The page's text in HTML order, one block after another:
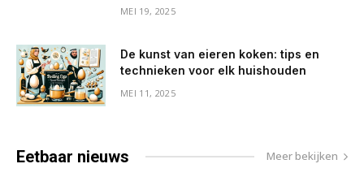
MEI 19, 2025
De kunst van eieren koken: tips en
technieken voor elk huishouden
MEI 11, 2025
Eetbaar nieuws Meer bekijken